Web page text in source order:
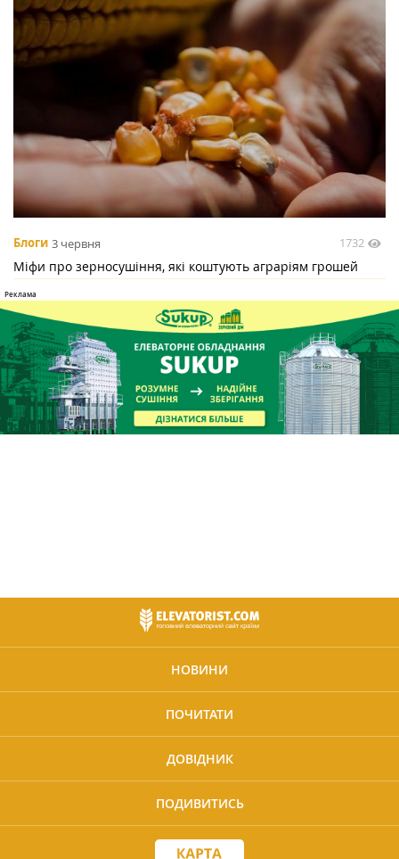
Блоги 3 червня 1732
Міфи про зерносушіння, які коштують аграріям грошей
НОВИНИ
ПОЧИТАТИ
ДОВІДНИК
ПОДИВИТИСЬ